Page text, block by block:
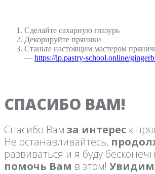
Сделайте сахарную глазурь
Декорируйте пряники
Станьте настоящим мастером
— https://lp.pastry-school.online/
СПАСИБО ВАМ!
Спасибо Вам за интерес к
Не останавливайтесь,
развиваться и я буду
помочь Вам в этом!